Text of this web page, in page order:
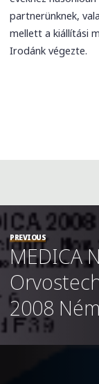
partnerünknek,
mellett a kiállítási
Irodánk végezte.
PREVIOUS
MEDICA
2008